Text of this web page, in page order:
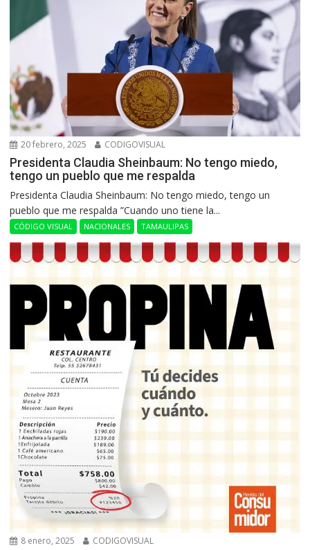
20 febrero, 2025 CODIGOVISUAL
Presidenta Claudia Sheinbaum: No tengo miedo,
tengo un pueblo que me respalda
Presidenta Claudia Sheinbaum: No tengo miedo, tengo un
pueblo que me respalda ”Cuando uno tiene la...
CÓDIGO VISUAL NACIONALES TAMAULIPAS
8 enero, 2025 CODIGOVISUAL